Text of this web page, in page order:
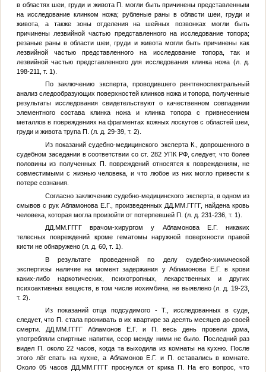
в областях шеи, груди и животаП.
могли быть причинены представленным
на исследование клинком ножа; рубленые раны в области шеи, груди и
живота, а также зоны отделения на шейных позвонках могли быть
причинены лезвийной частью представленного на исследование топора;
резаные раны в области шеи, груди и живота могли быть причинены как
лезвийной частью представленного на исследование топора, так и
лезвийной частью представленного для исследования клинка ножа (л. д.
198-211, т. 1).
По заключению эксперта, проводившего рентгеноспектральный
анализ следообразующих поверхностей клинков ножа и топора, полученные
результаты исследования свидетельствуют о качественном совпадении
элементного состава клинка ножа и клинка топора с привнесением
металлов в повреждениях на фрагментах кожных лоскутов с областей шеи,
груди и живота трупа П. (л. д. 29-39, т. 2).
Из показаний судебно-медицинского эксперта К.
, допрошенного в
судебном заседании в соответствии со ст. 282 УПК РФ, следует, что более
половины из полученных П.
повреждений относятся к повреждениям, не
совместимыми с жизнью человека, и что любое из них могло привести к
потере сознания.
Согласно заключению судебно-медицинского эксперта, в одном из
смывов с рук Абламонова Е.Г., произведенных ДД.ММ.ГГГГ, найдена кровь
человека, которая могла произойти от потерпевшей П. (л. д. 231-236, т. 1).
ДД.ММ.ГГГГврачом-хирургом у Абламонова Е.Г. никаких
телесных повреждений кроме гематомы наружной поверхности правой
кисти не обнаружено (л. д. 60, т. 1).
В результате проведенной по делу судебно-химической
экспертизы наличие на момент задержания у Абламонова Е.Г. в крови
каких-либо наркотических, психотропных, лекарственных и других
психоактивных веществ, в том числе иохимбина, не выявлено (л. д. 19-23,
т. 2).
Из показаний отца подсудимого -Т., исследованных в суде,
следует, что П. стала проживать в их квартире за десять месяцев до своей
смерти. ДД.ММ.ГГГГ Абламонов Е.Г. и П. весь день провели дома,
употребляли спиртные напитки, ссор между ними не было. Последний раз
видел П. около 22 часов, когда та выходила из комнаты на кухню. После
этого лёг спать на кухне, а Абламонов Е.Г. и П. оставались в комнате.
Около 05 часов ДД.ММ.ГГГГ проснулся от крика П. На его вопрос, что